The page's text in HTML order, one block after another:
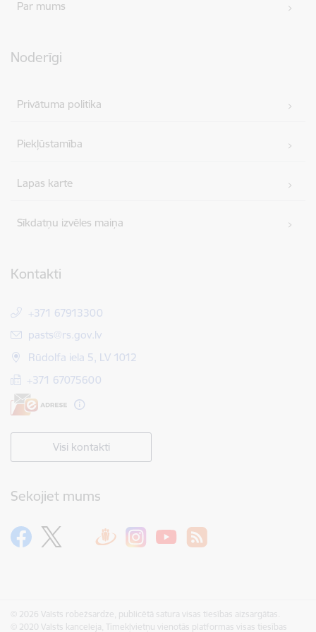
Par mums
Noderīgi
Privātuma politika
Piekļūstamība
Lapas karte
Sīkdatņu izvēles maiņa
Kontakti
+371 67913300
E-pasts:
pasts@rs.gov.lv
Rūdolfa iela 5, LV 1012
+371 67075600
Visi kontakti
Sekojiet mums
© 2026 Valsts robežsardze, publicētā satura visas tiesības aizsargātas.
© 2020 Valsts kanceleja, Tīmekļvietņu vienotās platformas visas tiesības